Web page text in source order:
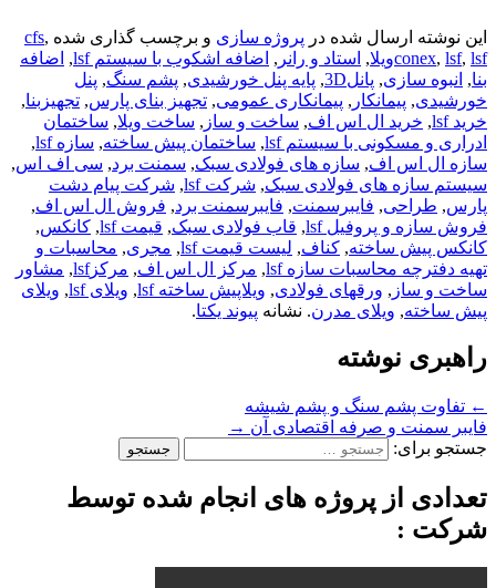
این نوشته ارسال شده در پروژه سازی و برچسب گذاری شده cfs,
conex, lsf, lsfویلا , استاد و رانر , اضافه اشکوب با سیستم lsf , اضافه
بنا, انبوه سازی, پانل3D , پایه پنل خورشیدی, پشم سنگ, پنل
خورشیدی, پیمانکار , پیمانکاری عمومی, تجهیز بنای پارس, تجهیزبنا,
خرید lsf
, خرید ال اس اف, ساخت و ساز , ساخت ویلا, ساختمان
ادراری و مسکونی با سیستم lsf
, ساختمان پیش ساخته, سازه lsf
,
سازه ال اس اف, سازه های فولادی سبک, سمنت برد, سی اف اس,
سیستم سازه های فولادی سبک, شرکت lsf , شرکت پیام دشت
پارس, طراحی, فایبرسمنت, فایبرسمنت برد, فروش ال اس اف,
فروش سازه و پروفیل lsf
, قاب فولادی سبک, قیمت lsf , کانکس,
کانکس پیش ساخته, کناف, لیست قیمت lsf , مجری, محاسبات و
تهیه دفترچه محاسبات سازه lsf
, مرکز ال اس اف, مرکزlsf , مشاور
ساخت و ساز , ورقهای فولادی, ویلاپیش ساخته lsf , ویلای lsf , ویلای
پیش ساخته, ویلای مدرن. نشانه پیوند یکتا.
راهبری نوشته
← تفاوت پشم سنگ و پشم شیشه
فایبر سمنت و صرفه اقتصادی آن →
جستجو برای:
تعدادی از پروژه های انجام شده توسط
شرکت :